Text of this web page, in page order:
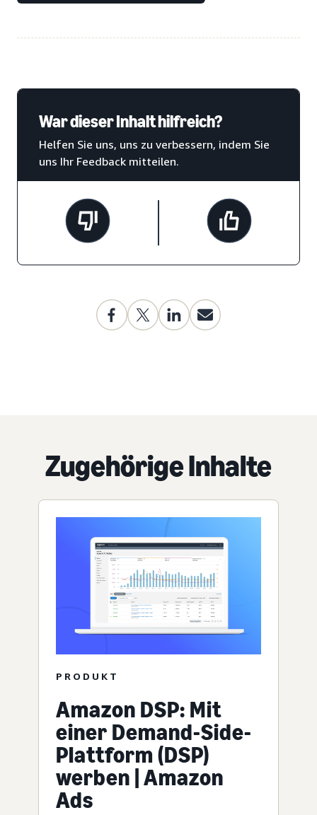
War dieser Inhalt hilfreich?
Helfen Sie uns, uns zu verbessern, indem Sie
uns Ihr Feedback mitteilen.
Zugehörige Inhalte
PRODUKT
Amazon DSP: Mit
einer Demand-Side-
Plattform (DSP)
werben | Amazon
Ads